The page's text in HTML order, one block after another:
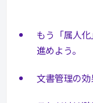
もう「属人
進めよう。
文書管理の効